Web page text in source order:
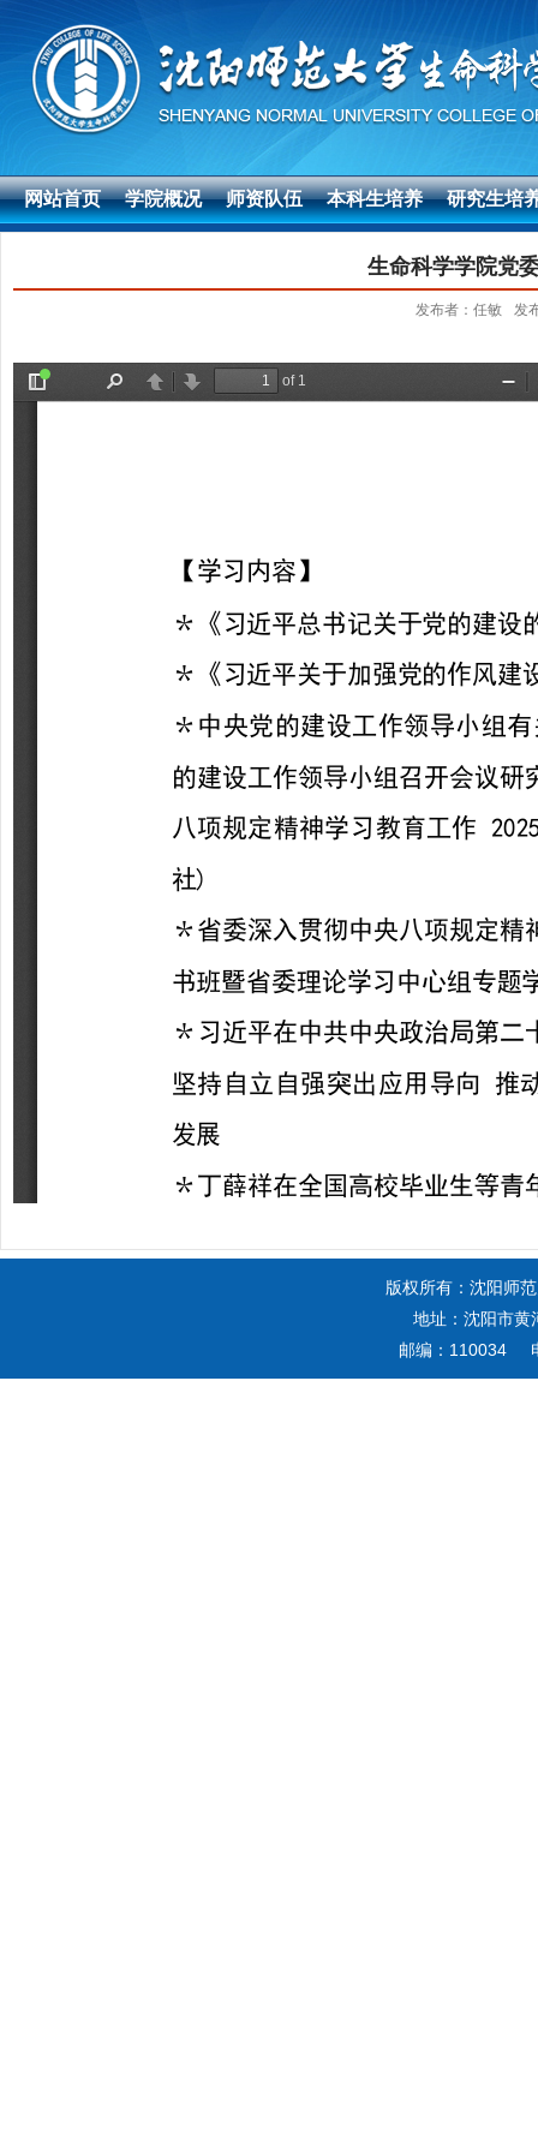
网站首页 学院概况 师资队伍 本科生培养 研究生培
生命科学学院党
发布者：任敏 发
版权所有：沈阳师
地址：沈阳市黄
邮编：110034